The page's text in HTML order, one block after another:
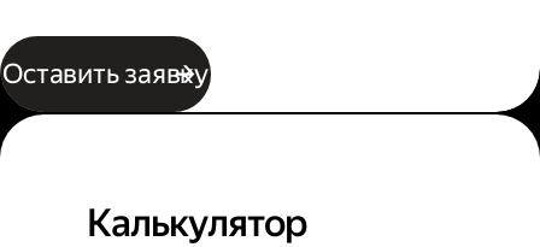
Оставить заявку
Калькулятор